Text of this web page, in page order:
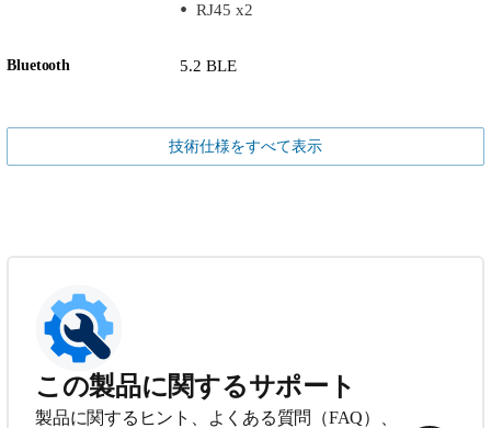
RJ45 x2
Bluetooth 5.2 BLE
技術仕様をすべて表示
この製品に関するサポート
製品に関するヒント、よくある質問（FAQ）、